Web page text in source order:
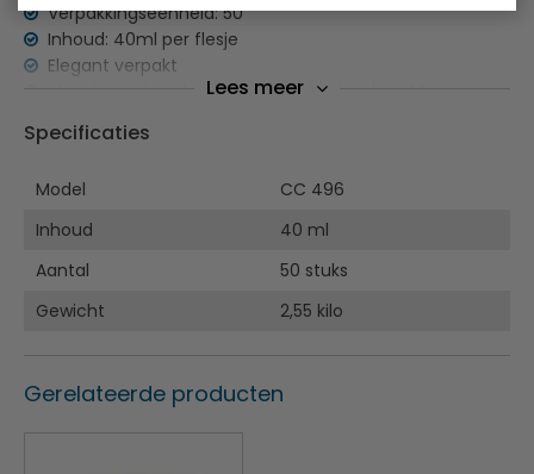
Verpakkingseenheid: 50
Inhoud: 40ml per flesje
Elegant verpakt
Ideaal voor hotels, pensions en bed en breakfasts
Lees meer
Specificaties
Model
CC 496
Inhoud
40 ml
Aantal
50 stuks
Gewicht
2,55 kilo
Gerelateerde producten